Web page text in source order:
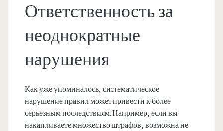
Ответственность за
неоднократные
нарушения
Как уже упоминалось, систематическое
нарушение правил может привести к более
серьезным последствиям. Например, если вы
накапливаете множество штрафов, возможна не